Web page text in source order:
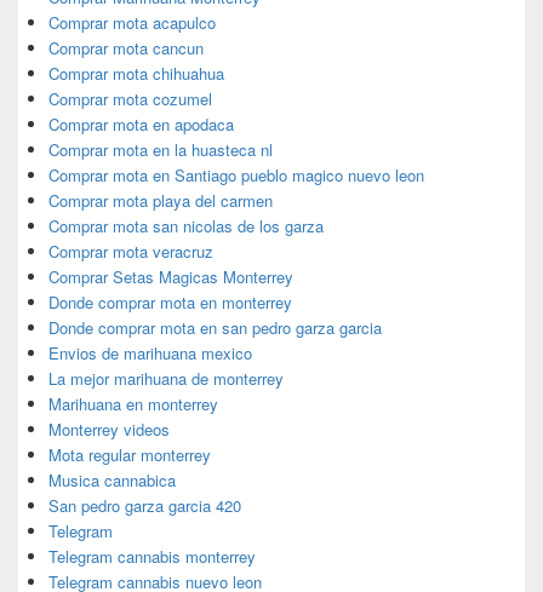
Comprar mota acapulco
Comprar mota cancun
Comprar mota chihuahua
Comprar mota cozumel
Comprar mota en apodaca
Comprar mota en la huasteca nl
Comprar mota en Santiago pueblo magico nuevo leon
Comprar mota playa del carmen
Comprar mota san nicolas de los garza
Comprar mota veracruz
Comprar Setas Magicas Monterrey
Donde comprar mota en monterrey
Donde comprar mota en san pedro garza garcia
Envios de marihuana mexico
La mejor marihuana de monterrey
Marihuana en monterrey
Monterrey videos
Mota regular monterrey
Musica cannabica
San pedro garza garcia 420
Telegram
Telegram cannabis monterrey
Telegram cannabis nuevo leon